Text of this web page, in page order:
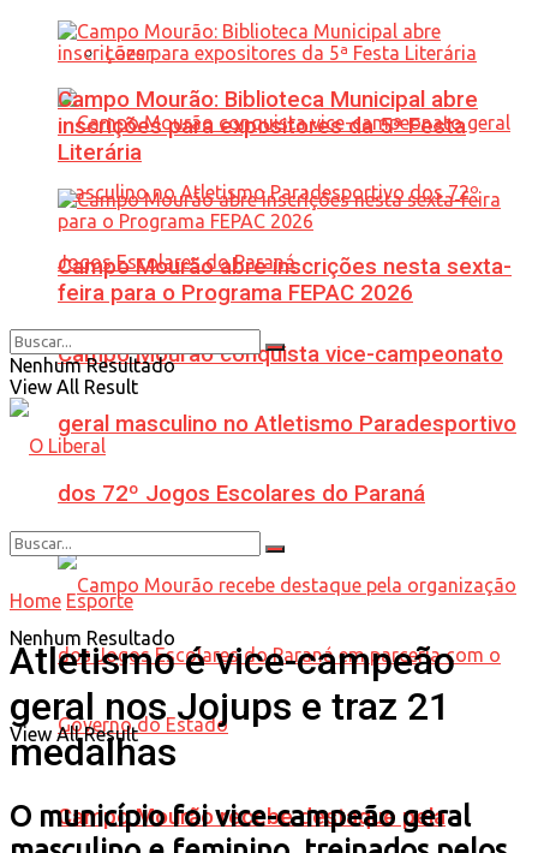
Lazer
Campo Mourão conquista vice-campeonato
geral masculino no Atletismo Paradesportivo
dos 72º Jogos Escolares do Paraná
Campo Mourão recebe destaque pela
Campo Mourão: Biblioteca Municipal abre
inscrições para expositores da 5ª Festa
Literária
Campo Mourão abre inscrições nesta sexta-
feira para o Programa FEPAC 2026
Nenhum Resultado
View All Result
Nenhum Resultado
View All Result
Home Esporte
Atletismo é vice-campeão
geral nos Jojups e traz 21
medalhas
O município foi vice-campeão geral